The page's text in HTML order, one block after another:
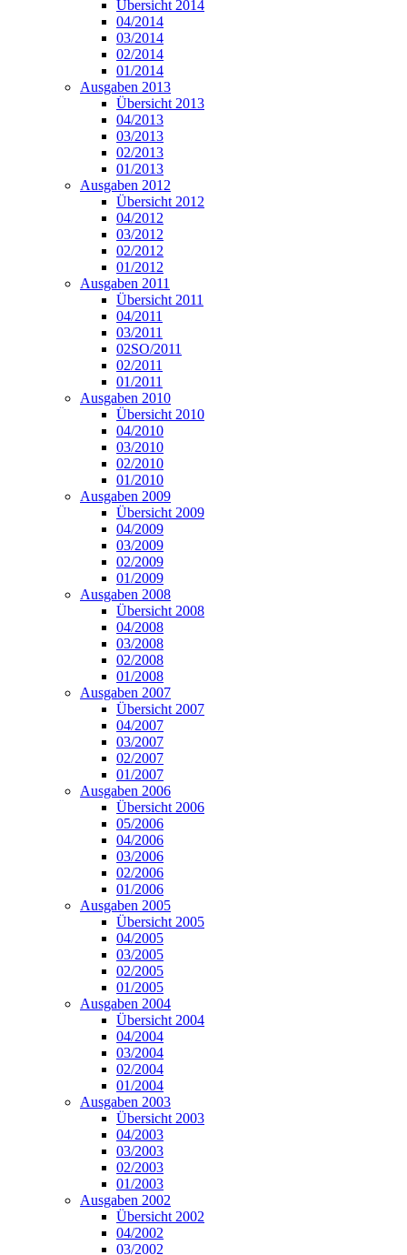
Übersicht 2014
04/2014
03/2014
02/2014
01/2014
Ausgaben 2013
Übersicht 2013
04/2013
03/2013
02/2013
01/2013
Ausgaben 2012
Übersicht 2012
04/2012
03/2012
02/2012
01/2012
Ausgaben 2011
Übersicht 2011
04/2011
03/2011
02SO/2011
02/2011
01/2011
Ausgaben 2010
Übersicht 2010
04/2010
03/2010
02/2010
01/2010
Ausgaben 2009
Übersicht 2009
04/2009
03/2009
02/2009
01/2009
Ausgaben 2008
Übersicht 2008
04/2008
03/2008
02/2008
01/2008
Ausgaben 2007
Übersicht 2007
04/2007
03/2007
02/2007
01/2007
Ausgaben 2006
Übersicht 2006
05/2006
04/2006
03/2006
02/2006
01/2006
Ausgaben 2005
Übersicht 2005
04/2005
03/2005
02/2005
01/2005
Ausgaben 2004
Übersicht 2004
04/2004
03/2004
02/2004
01/2004
Ausgaben 2003
Übersicht 2003
04/2003
03/2003
02/2003
01/2003
Ausgaben 2002
Übersicht 2002
04/2002
03/2002